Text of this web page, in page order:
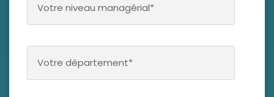
Votre niveau managérial*
Votre département*